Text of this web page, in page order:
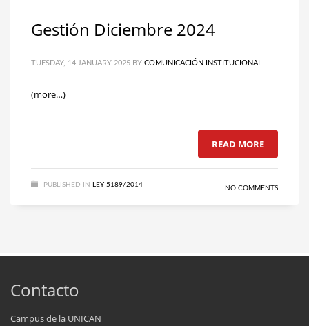
Gestión Diciembre 2024
TUESDAY, 14 JANUARY 2025 BY COMUNICACIÓN INSTITUCIONAL
(more…)
READ MORE
PUBLISHED IN LEY 5189/2014 NO COMMENTS
Contacto
Campus de la UNICAN